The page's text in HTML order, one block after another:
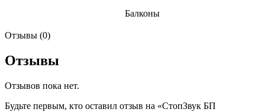
Балконы
Отзывы (0)
Отзывы
Отзывов пока нет.
Будьте первым, кто оставил отзыв на «СтопЗвук БП